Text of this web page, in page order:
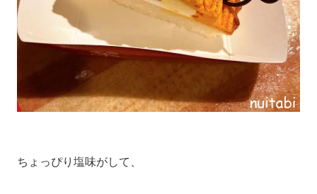
ちょっぴり塩味がして、